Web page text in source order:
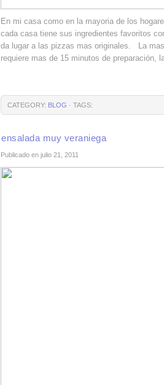
En mi casa como en la mayoria de los
cada casa tiene sus ingredientes favoritos
da lugar a las pizzas mas originales. La
requiere mas de 15 minutos de preparación,
CATEGORY: BLOG · TAGS:
ensalada muy veraniega
Publicado en julio 21, 2011